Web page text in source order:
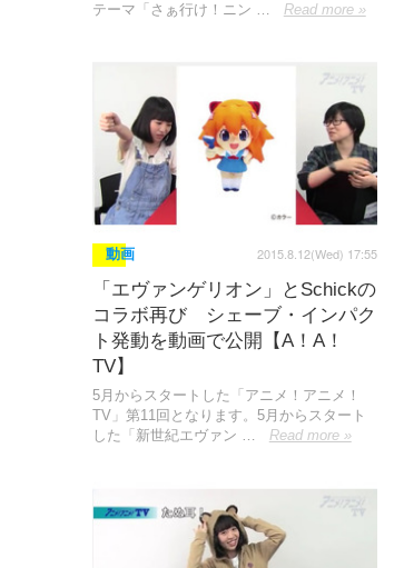
テーマ「さぁ行け！ニン …
Read more »
動画 2015.8.12(Wed) 17:55
「エヴァンゲリオン」とSchickの
コラボ再び シェーブ・インパク
ト発動を動画で公開【A！A！
TV】
5月からスタートした「アニメ！アニメ！
TV」第11回となります。5月からスタート
した「新世紀エヴァン …
Read more »